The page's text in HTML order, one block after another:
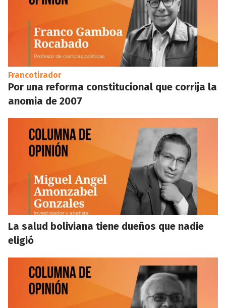
Francotirador
Por una reforma constitucional que corrija la
anomia de 2007
La salud boliviana tiene dueños que nadie
eligió